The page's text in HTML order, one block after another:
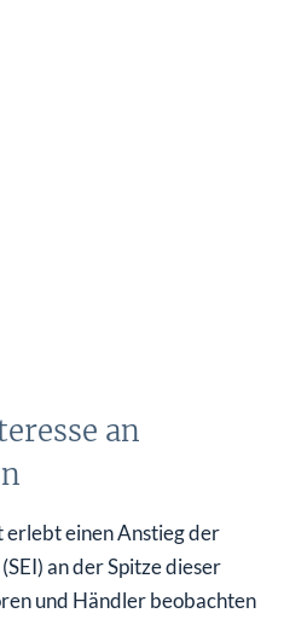
an
einen Anstieg der
an der Spitze dieser
und Händler beobachten